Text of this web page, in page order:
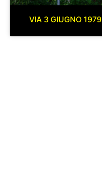
VIA 3 GIUGNO 1979